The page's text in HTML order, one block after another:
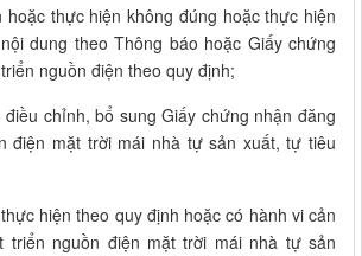
hoặc thực hiện không đúng hoặc thực hiện
dung theo Thông báo hoặc Giấy chứng
nguồn điện theo quy định;
chỉnh, bổ sung Giấy chứng nhận đăng
điện mặt trời mái nhà tự sản xuất, tự tiêu
hiện theo quy định hoặc có hành vi cản
triển nguồn điện mặt trời mái nhà tự sản